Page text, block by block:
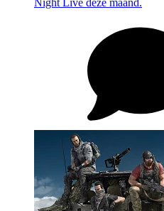
Night Live deze maand.